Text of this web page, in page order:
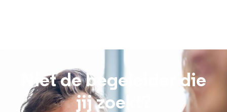
Niet de begeleider die
jij zoekt?